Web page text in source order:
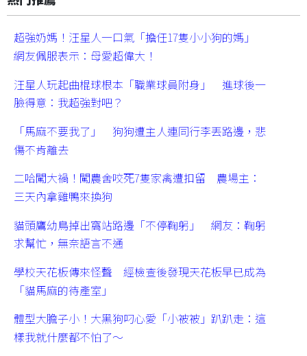
超強奶媽！汪星人一口氣「擔任17隻小小狗的媽」
網友佩服表示：母愛超偉大！
汪星人玩起曲棍球根本「職業球員附身」 進球後一
臉得意：我超強對吧？
「馬麻不要我了」 狗狗遭主人連同行李丟路邊，悲
傷不肯離去
二哈闖大禍！闖農舍咬死7隻家禽遭扣留 農場主：
三天內拿雞鴨來換狗
貓頭鷹幼鳥掉出窩站路邊「不停鞠躬」 網友：鞠躬
求幫忙，無奈語言不通
學校天花板傳來怪聲 經檢查後發現天花板早已成為
「貓馬麻的待產室」
體型大膽子小！大黑狗叼心愛「小被被」趴趴走：這
樣我就什麼都不怕了～